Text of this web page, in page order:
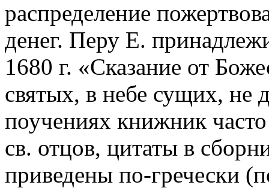
распределение
денег. Перу Е.
1680 г. «Сказание от
святых, в небе сущих, не
поучениях книжник
св. отцов, цитаты в
приведены по-гречески